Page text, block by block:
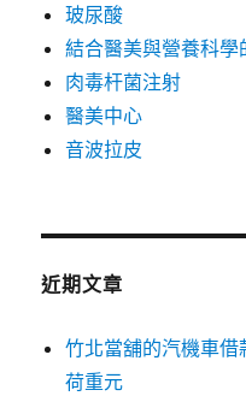
玻尿酸
結合醫美與營養科學
肉毒杆菌注射
醫美中心
音波拉皮
近期文章
竹北當舖的汽機車
荷重元